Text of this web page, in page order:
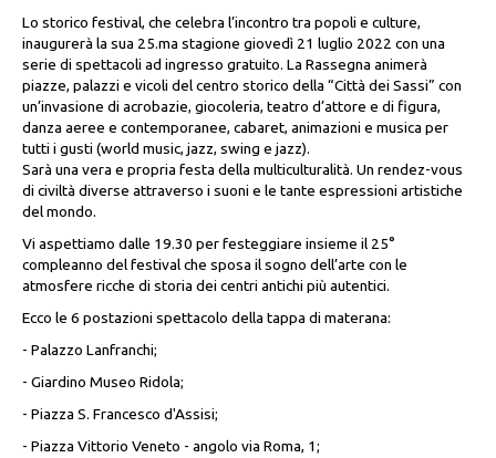
Lo storico festival, che celebra l’incontro tra popoli e culture,
inaugurerà la sua 25.ma stagione giovedì 21 luglio 2022 con una
serie di spettacoli ad ingresso gratuito. La Rassegna animerà
piazze, palazzi e vicoli del centro storico della “Città dei Sassi” con
un’invasione di acrobazie, giocoleria, teatro d’attore e di figura,
danza aeree e contemporanee, cabaret, animazioni e musica per
tutti i gusti (world music, jazz, swing e jazz).
Sarà una vera e propria festa della multiculturalità. Un rendez-vous
di civiltà diverse attraverso i suoni e le tante espressioni artistiche
del mondo.
Vi aspettiamo dalle 19.30 per festeggiare insieme il 25°
compleanno del festival che sposa il sogno dell’arte con le
atmosfere ricche di storia dei centri antichi più autentici.
Ecco le 6 postazioni spettacolo della tappa di materana:
- Palazzo Lanfranchi;
- Giardino Museo Ridola;
- Piazza S. Francesco d'Assisi;
- Piazza Vittorio Veneto - angolo via Roma, 1;